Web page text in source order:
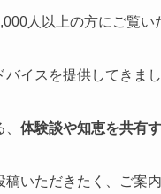
人以上の方にご覧い
イスを提供してきま
体験談や知恵を共有
いただきたく、ご案内